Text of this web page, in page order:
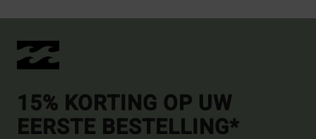
15% KORTING OP UW
EERSTE BESTELLING*